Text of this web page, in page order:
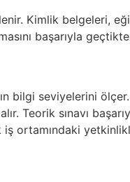
Kimlik belgeleri,
başarıyla
bilgi seviyelerini ölçer.
Teorik sınavı
iş ortamındaki